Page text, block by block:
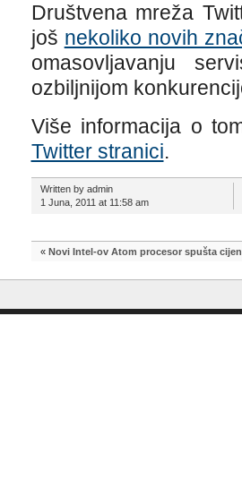
Društvena mreža
još nekoliko novih
omasovljavanju
ozbiljnijom
Više informacija o
Twitter stranici.
Written by admin
1 Juna, 2011 at 11:58 am
« Novi Intel-ov Atom procesor spušta